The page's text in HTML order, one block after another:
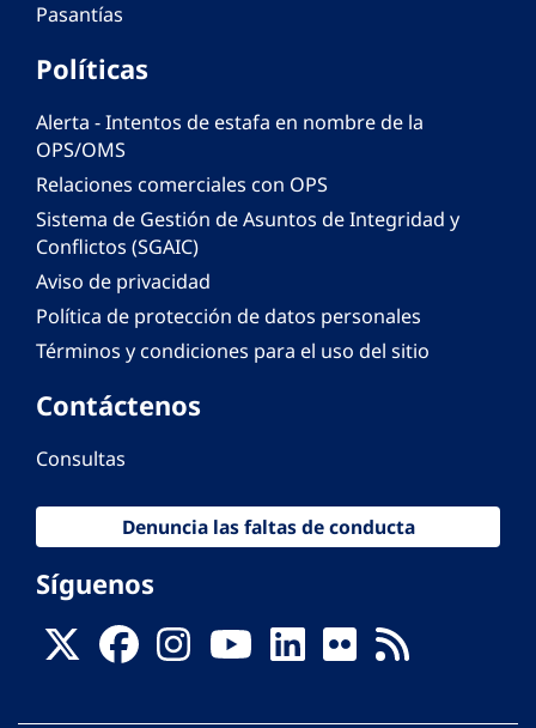
Pasantías
Políticas
Alerta - Intentos de estafa en nombre de la
OPS/OMS
Relaciones comerciales con OPS
Sistema de Gestión de Asuntos de Integridad y
Conflictos (SGAIC)
Aviso de privacidad
Política de protección de datos personales
Términos y condiciones para el uso del sitio
Contáctenos
Consultas
Denuncia las faltas de conducta
Síguenos